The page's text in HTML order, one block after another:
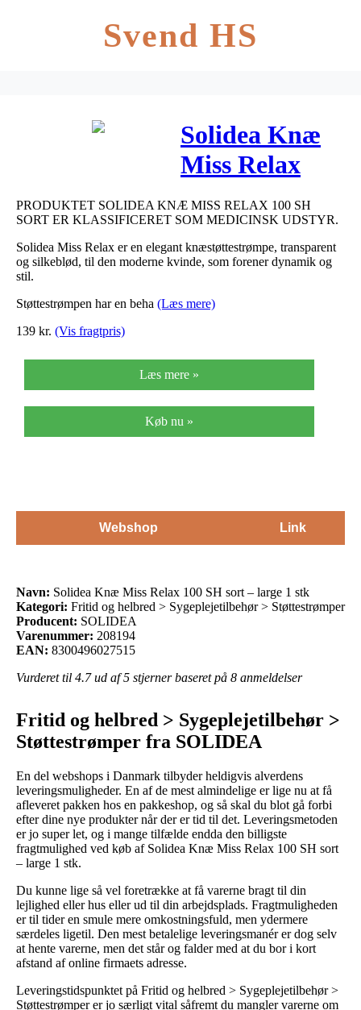
Svend HS
Solidea Knæ
Miss Relax
100 SH sort –
large 1 stk
PRODUKTET SOLIDEA KNÆ MISS RELAX 100 SH
SORT ER KLASSIFICERET SOM MEDICINSK UDSTYR.
Solidea Miss Relax er en elegant knæstøttestrømpe, transparent
og silkeblød, til den moderne kvinde, som forener dynamik og
stil.
Støttestrømpen har en beha (Læs mere)
139 kr. (Vis fragtpris)
Læs mere »
Køb nu »
Webshop Link
Navn: Solidea Knæ Miss Relax 100 SH sort – large 1 stk
Kategori: Fritid og helbred > Sygeplejetilbehør > Støttestrømper
Producent: SOLIDEA
Varenummer: 208194
EAN: 8300496027515
Vurderet til 4.7ud af 5 stjerner baseret på 8 anmeldelser
Fritid og helbred > Sygeplejetilbehør >
Støttestrømper fra SOLIDEA
En del webshops i Danmark tilbyder heldigvis alverdens
leveringsmuligheder. En af de mest almindelige er lige nu at få
afleveret pakken hos en pakkeshop, og så skal du blot gå forbi
efter dine nye produkter når der er tid til det. Leveringsmetoden
er jo super let, og i mange tilfælde endda den billigste
fragtmulighed ved køb af Solidea Knæ Miss Relax 100 SH sort
– large 1 stk.
Du kunne lige så vel foretrække at få varerne bragt til din
lejlighed eller hus eller ud til din arbejdsplads. Fragtmuligheden
er til tider en smule mere omkostningsfuld, men ydermere
særdeles ligetil. Den mest betalelige leveringsmanér er dog selv
at hente varerne, men det står og falder med at du bor i kort
afstand af online firmaets adresse.
Leveringstidspunktet på Fritid og helbred > Sygeplejetilbehør >
Støttestrømper er jo særligt vital såfremt du mangler varerne om